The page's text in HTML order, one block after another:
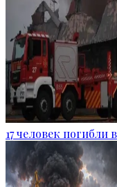
17 человек погибли